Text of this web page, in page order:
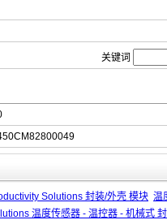
关键词
Solutions 封装/外壳 模块 温
温度传感器 - 温控器 - 机械式